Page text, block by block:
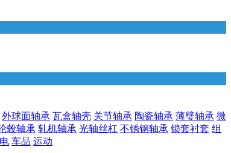
外球面轴承 瓦盒轴壳 关节轴承 陶瓷轴承 薄璧轴承 微
毂轴承 轧机轴承 光轴丝杠 不锈钢轴承 锁套衬套 组
车品 运动